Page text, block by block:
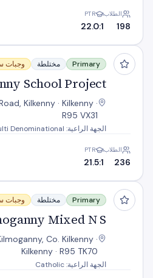
الطلاب
198
PTR
22.0:1
Kilkenny School Project
Primary مختلطة وجبات
School Project
Kilkenny · Kilkenny ·
R95 VX31
الجهة الراعية: Multi Denominational
الطلاب
236
PTR
21.5:1
Kilmoganny Mixed N S
Primary مختلطة وجبات
Mixed N S
Co. Kilkenny ·
Kilkenny · R95 TK70
الجهة الراعية: Catholic